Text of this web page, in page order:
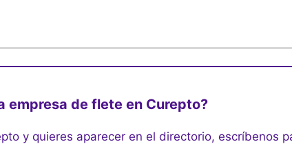
empresa de flete en Curepto?
y quieres aparecer en el directorio, escríbenos